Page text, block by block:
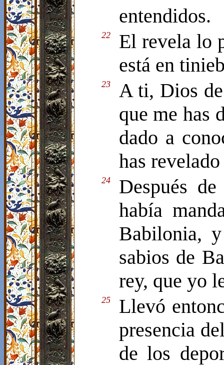
entendidos.
22
El revela lo
está en
23
A ti, Dios
que me has
dado a
has
24
Después
había
Babilonia,
sabios de
rey, que yo
25
Llevó
presencia
de los